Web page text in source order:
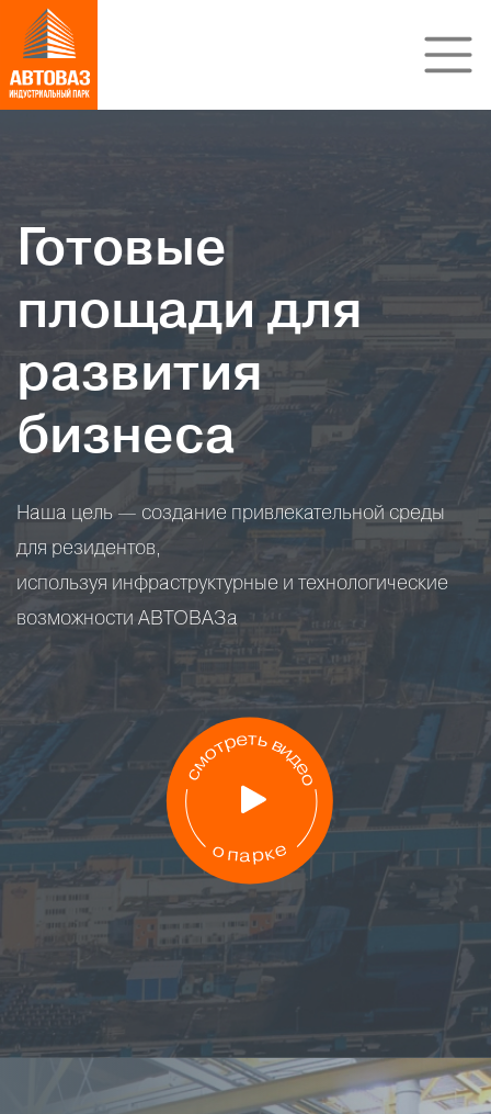
Готовые
площади для
развития
бизнеса
Наша цель — создание привлекательной среды
для резидентов,
используя инфраструктурные и технологические
возможности АВТОВАЗа